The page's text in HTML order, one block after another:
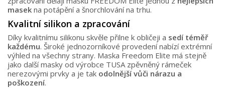
masek na potápění a šnorchlování na trhu.
Kvalitní silikon a zpracování
Díky kvalitnímu silikonu skvěle přilne k obličeji a sedí téměř
každému. Široké jednozorníkové provedení nabízí extrémní
výhled na všechny strany. Maska Freedom Elite má stejně
jako další masky od výrobce TUSA zpěvněný rámeček
nerezovými prvky a je tak odolnější vůči nárazu a
poškození.